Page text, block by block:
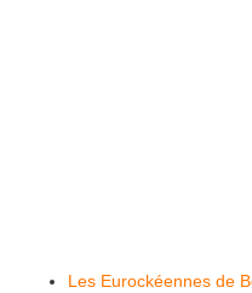
Les Eurockéennes de